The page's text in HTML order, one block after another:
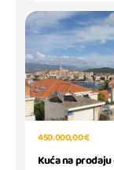
450.000,00 €
Kuća na